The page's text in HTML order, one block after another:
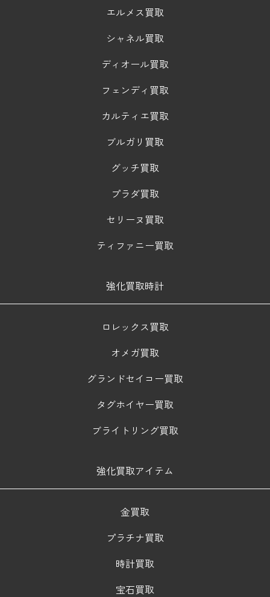
エルメス買取
シャネル買取
ディオール買取
フェンディ買取
カルティエ買取
ブルガリ買取
グッチ買取
プラダ買取
セリーヌ買取
ティファニー買取
強化買取時計
ロレックス買取
オメガ買取
グランドセイコー買取
タグホイヤー買取
ブライトリング買取
強化買取アイテム
金買取
プラチナ買取
時計買取
宝石買取